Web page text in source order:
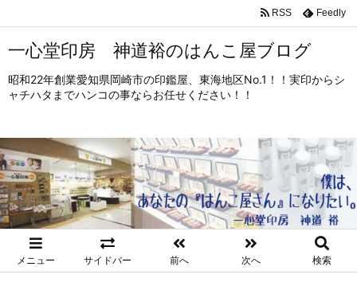
一心堂印房 神道裕のはんこ屋ブログ
昭和22年創業愛知県岡崎市の印鑑屋、東海地区No.1！！実印からシ
ャチハタまでハンコの事ならお任せください！！
メニュー サイドバー 前へ 次へ 検索
RSS Feedly